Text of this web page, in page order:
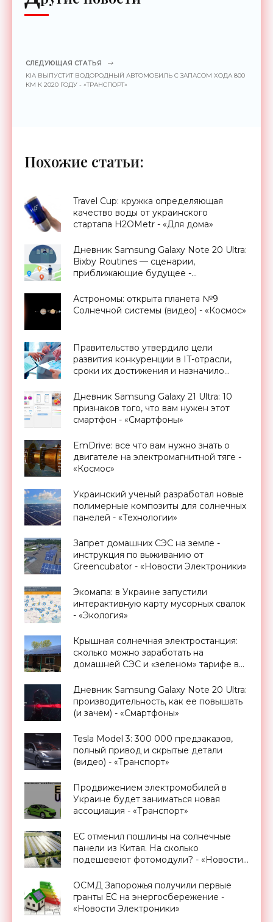
СЛЕДУЮЩАЯ СТАТЬЯ
KIA ВЫПУСТИТ ВОДОРОДНЫЙ АВТОМОБИЛЬ С ЗАПАСОМ ХОДА 800
КМ К 2020 ГОДУ - «ТРАНСПОРТ»
Похожие статьи:
Travel Cup: кружка определяющая
качество воды от украинского
стартапа H2OMetr - «Для дома»
Дневник Samsung Galaxy Note 20 Ultra:
Bixby Routines — сценарии,
приближающие будущее -
Астрономы: открыта планета №9
Солнечной системы (видео) - «Космос»
Правительство утвердило цели
развития конкуренции в IT-отрасли,
сроки их достижения и назначило
Дневник Samsung Galaxy 21 Ultra: 10
признаков того, что вам нужен этот
смартфон - «Смартфоны»
EmDrive: все что вам нужно знать о
двигателе на электромагнитной тяге -
«Космос»
Украинский ученый разработал новые
полимерные композиты для солнечных
панелей - «Технологии»
Запрет домашних СЭС на земле -
инструкция по выживанию от
Greencubator - «Новости Электроники»
Экомапа: в Украине запустили
интерактивную карту мусорных свалок
- «Экология»
Крышная солнечная электростанция:
сколько можно заработать на
домашней СЭС и «зеленом» тарифе в
Дневник Samsung Galaxy Note 20 Ultra:
производительность, как ее повышать
(и зачем) - «Смартфоны»
Tesla Model 3: 300 000 предзаказов,
полный привод и скрытые детали
(видео) - «Транспорт»
Продвижением электромобилей в
Украине будет заниматься новая
ассоциация - «Транспорт»
ЕС отменил пошлины на солнечные
панели из Китая. На сколько
подешевеют фотомодули? - «Новости
ОСМД Запорожья получили первые
гранты ЕС на энергосбережение -
«Новости Электроники»